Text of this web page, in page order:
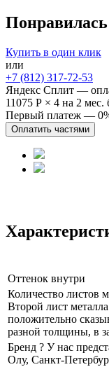
Понравилась
Купить в один клик
или
+7 (812) 317-72-53
Яндекс Сплит —
11075 Р × 4 на 2 мес.
Первый платеж — 0%
Оплатить частями
Оттенок внутри
Количество листов
Второй лист
положительно
разной толщины, в
Бренд ? У нас
Олу, Санкт-